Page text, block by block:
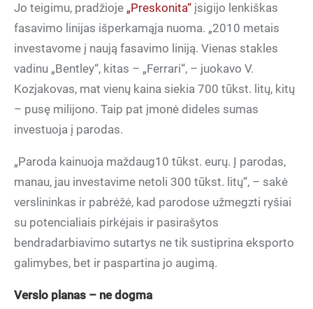
Jo teigimu, pradžioje „Preskonita“ įsigijo lenkiškas
fasavimo linijas išperkamąja nuoma. „2010 metais
investavome į naują fasavimo liniją. Vienas stakles
vadinu „Bentley“, kitas – „Ferrari“, – juokavo V.
Kozjakovas, mat vienų kaina siekia 700 tūkst. litų, kitų
– pusę milijono. Taip pat įmonė dideles sumas
investuoja į parodas.
„Paroda kainuoja maždaug10 tūkst. eurų. Į parodas,
manau, jau investavime netoli 300 tūkst. litų“, – sakė
verslininkas ir pabrėžė, kad parodose užmegzti ryšiai
su potencialiais pirkėjais ir pasirašytos
bendradarbiavimo sutartys ne tik sustiprina eksporto
galimybes, bet ir paspartina jo augimą.
Verslo planas – ne dogma